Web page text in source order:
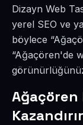
Dizayn Web
yerel SEO ve
böylece
“Ağaçören'de
Ağaçören